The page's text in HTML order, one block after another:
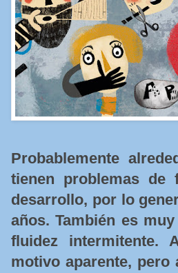
Probablemente
tienen problemas de
desarrollo, por lo
años. También es
fluidez intermitente.
motivo aparente, pero